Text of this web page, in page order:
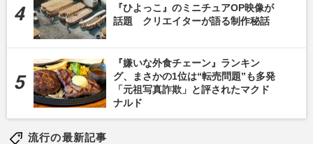
『ひよっこ』のミニチュアOP映像が
話題 クリエイターが語る制作秘話
『嫌いな外食チェーン』ランキン
グ、まさかの1位は“転売問題”も多発
「元祖写真詐欺」と評されたマクド
ナルド
流行の最新記事